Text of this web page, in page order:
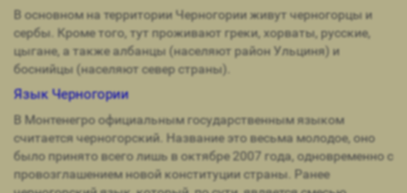
В основном на территории Черногории живут черногорцы и
сербы. Кроме того, тут проживают греки, хорваты, русские,
цыгане, а также албанцы (населяют район Ульциня) и
боснийцы (населяют север страны).
Язык Черногории
В Монтенегро официальным государственным языком
считается черногорский. Название это весьма молодое, оно
было принято всего лишь в октябре 2007 года, одновременно с
провозглашением новой конституции страны. Ранее